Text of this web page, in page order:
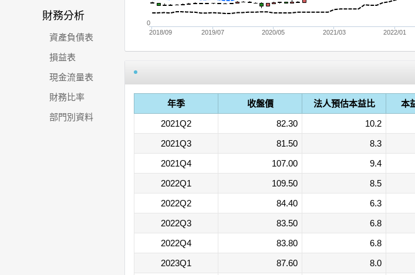
財務分析
資產負債表
損益表
現金流量表
財務比率
部門別資料
2018/09 2019/07 2020/05 2021/03 2022/01
0
年季 收盤價 法人預估本益比 本
2021Q2
82.30 10.2
2021Q3
81.50 8.3
2021Q4
107.00 9.4
2022Q1
109.50 8.5
2022Q2
84.40 6.3
2022Q3
83.50 6.8
2022Q4
83.80 6.8
2023Q1
87.60 8.0